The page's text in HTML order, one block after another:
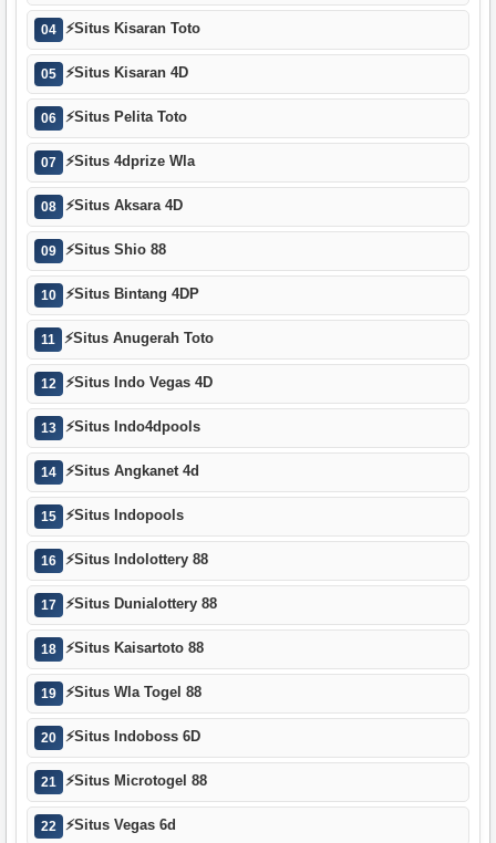
04 ⚡Situs Kisaran Toto
05 ⚡Situs Kisaran 4D
06 ⚡Situs Pelita Toto
07 ⚡Situs 4dprize Wla
08 ⚡Situs Aksara 4D
09 ⚡Situs Shio 88
10 ⚡Situs Bintang 4DP
11 ⚡Situs Anugerah Toto
12 ⚡Situs Indo Vegas 4D
13 ⚡Situs Indo4dpools
14 ⚡Situs Angkanet 4d
15 ⚡Situs Indopools
16 ⚡Situs Indolottery 88
17 ⚡Situs Dunialottery 88
18 ⚡Situs Kaisartoto 88
19 ⚡Situs Wla Togel 88
20 ⚡Situs Indoboss 6D
21 ⚡Situs Microtogel 88
22 ⚡Situs Vegas 6d